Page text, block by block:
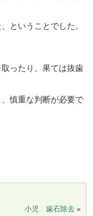
ということでした。
ったり、果ては抜歯
慎重な判断が必要で
小児 歯石除去»